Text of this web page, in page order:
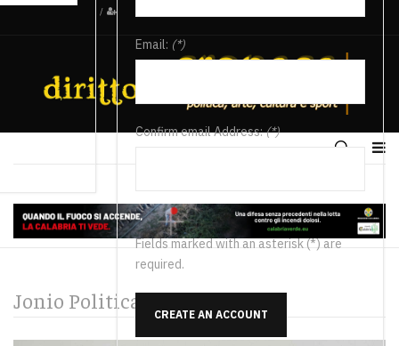
/
Email: (*)
Confirm email Address:(*)
Fields marked with an asterisk (*) are
required.
CREATE AN ACCOUNT
Jonio Politica